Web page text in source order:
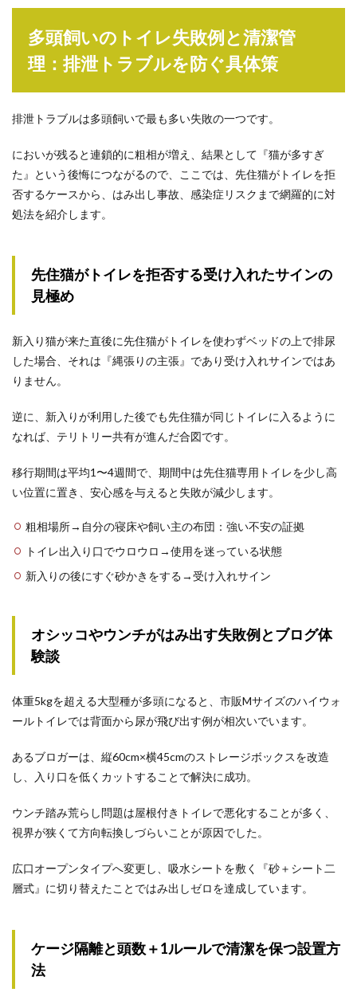
多頭飼いのトイレ失敗例と清潔管
理：排泄トラブルを防ぐ具体策
排泄トラブルは多頭飼いで最も多い失敗の一つです。
においが残ると連鎖的に粗相が増え、結果として『猫が多すぎ
た』という後悔につながるので、ここでは、先住猫がトイレを拒
否するケースから、はみ出し事故、感染症リスクまで網羅的に対
処法を紹介します。
先住猫がトイレを拒否する受け入れたサインの
見極め
新入り猫が来た直後に先住猫がトイレを使わずベッドの上で排尿
した場合、それは『縄張りの主張』であり受け入れサインではあ
りません。
逆に、新入りが利用した後でも先住猫が同じトイレに入るように
なれば、テリトリー共有が進んだ合図です。
移行期間は平均1〜4週間で、期間中は先住猫専用トイレを少し高
い位置に置き、安心感を与えると失敗が減少します。
粗相場所→自分の寝床や飼い主の布団：強い不安の証拠
トイレ出入り口でウロウロ→使用を迷っている状態
新入りの後にすぐ砂かきをする→受け入れサイン
オシッコやウンチがはみ出す失敗例とブログ体
験談
体重5kgを超える大型種が多頭になると、市販Mサイズのハイウォ
ールトイレでは背面から尿が飛び出す例が相次いでいます。
あるブロガーは、縦60cm×横45cmのストレージボックスを改造
し、入り口を低くカットすることで解決に成功。
ウンチ踏み荒らし問題は屋根付きトイレで悪化することが多く、
視界が狭くて方向転換しづらいことが原因でした。
広口オープンタイプへ変更し、吸水シートを敷く『砂＋シート二
層式』に切り替えたことではみ出しゼロを達成しています。
ケージ隔離と頭数＋1ルールで清潔を保つ設置方
法